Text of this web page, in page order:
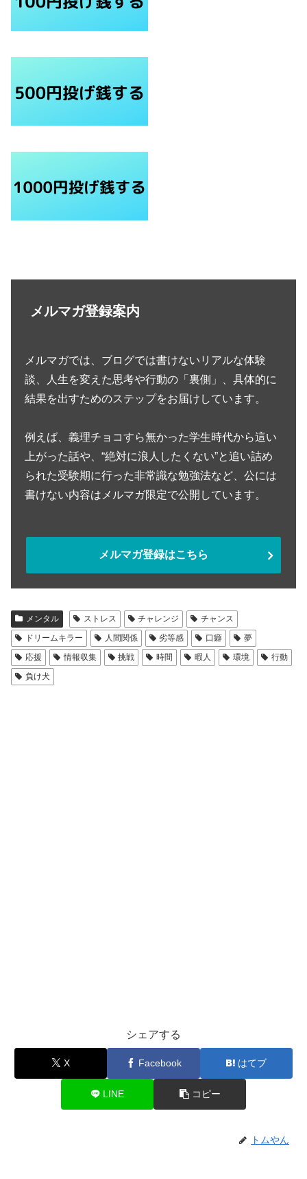
メルマガ登録案内
メルマガでは、ブログでは書けないリアルな体験
談、人生を変えた思考や行動の「裏側」、具体的に
結果を出すためのステップをお届けしています。
例えば、義理チョコすら無かった学生時代から這い
上がった話や、“絶対に浪人したくない”と追い詰め
られた受験期に行った非常識な勉強法など、公には
書けない内容はメルマガ限定で公開しています。
メルマガ登録はこちら
メンタル ストレス チャレンジ
チャンス
ドリームキラー
人間関係 劣等感 口癖
夢
応援
情報収集 挑戦 時間 暇人 環境
行動
負け犬
シェアする
X Facebook はてブ
LINE コピー
トムやん